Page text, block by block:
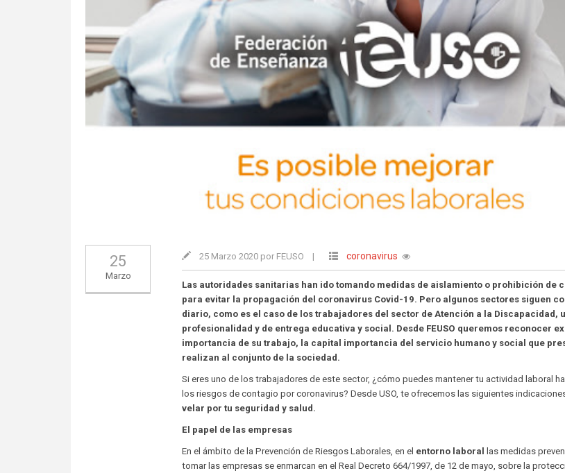
25
Marzo
25 Marzo 2020 por FEUSO | coronavirus
Las autoridades sanitarias han ido tomando medidas de aislamiento o prohibición de
para evitar la propagación del coronavirus Covid-19. Pero algunos sectores siguen
diario, como es el caso de los trabajadores del sector de Atención a la Discapacidad,
profesionalidad y de entrega educativa y social. Desde FEUSO queremos reconocer
importancia de su trabajo, la capital importancia del servicio humano y social que
realizan al conjunto de la sociedad.
Si eres uno de los trabajadores de este sector, ¿cómo puedes mantener tu actividad laboral
los riesgos de contagio por coronavirus? Desde USO, te ofrecemos las siguientes
velar por tu seguridad y salud.
El papel de las empresas
En el ámbito de la Prevención de Riesgos Laborales, en el entorno laboral
las medidas
tomar las empresas se enmarcan en el Real Decreto 664/1997, de 12 de mayo, sobre la